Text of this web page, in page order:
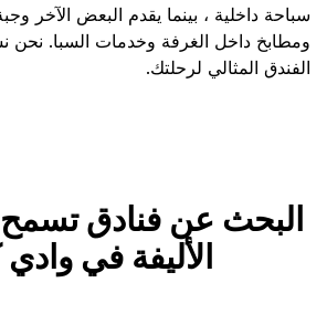
سباحة داخلية ، بينما يقدم البعض الآخر
ومطابخ داخل الغرفة وخدمات السبا. نحن
الفندق المثالي لرحلتك.
البحث عن فنادق تسمح
الأليفة في وادي